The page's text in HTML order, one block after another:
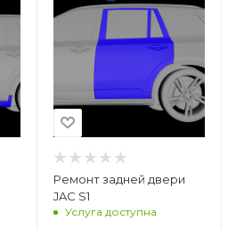
Ремонт задней двери
JAC S1
Услуга доступна